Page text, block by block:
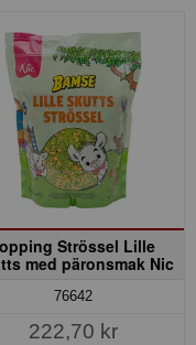
Strössel Lille
med päronsmak Nic
76642
222,70 kr